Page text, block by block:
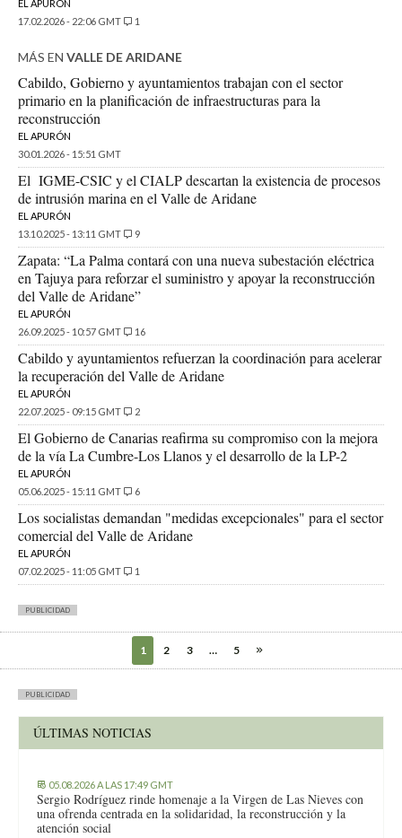
EL APURÓN
17.02.2026 - 22:06 GMT
1
MÁS EN VALLE DE ARIDANE
Cabildo, Gobierno y ayuntamientos trabajan con el sector
primario en la planificación de infraestructuras para la
reconstrucción
EL APURÓN
30.01.2026 - 15:51 GMT
El IGME-CSIC y el CIALP descartan la existencia de procesos
de intrusión marina en el Valle de Aridane
EL APURÓN
13.10.2025 - 13:11 GMT
9
Zapata: “La Palma contará con una nueva subestación eléctrica
en Tajuya para reforzar el suministro y apoyar la reconstrucción
del Valle de Aridane”
EL APURÓN
26.09.2025 - 10:57 GMT
16
Cabildo y ayuntamientos refuerzan la coordinación para acelerar
la recuperación del Valle de Aridane
EL APURÓN
22.07.2025 - 09:15 GMT
2
El Gobierno de Canarias reafirma su compromiso con la mejora
de la vía La Cumbre-Los Llanos y el desarrollo de la LP-2
EL APURÓN
05.06.2025 - 15:11 GMT
6
Los socialistas demandan "medidas excepcionales" para el sector
comercial del Valle de Aridane
EL APURÓN
07.02.2025 - 11:05 GMT
1
PUBLICIDAD
1 2 3 … 5
PUBLICIDAD
ÚLTIMAS NOTICIAS
05.08.2026 A LAS 17:49 GMT
Sergio Rodríguez rinde homenaje a la Virgen de Las Nieves con
una ofrenda centrada en la solidaridad, la reconstrucción y la
atención social